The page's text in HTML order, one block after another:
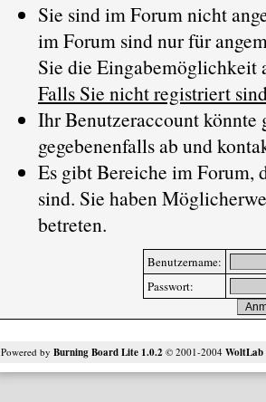
Sie sind im Forum nicht
im Forum sind nur für
Sie die Eingabemöglichkeit
Falls Sie nicht registriert
Ihr Benutzeraccount könnte
gegebenenfalls ab und
Es gibt Bereiche im Forum,
sind. Sie haben
betreten.
Benutzername:
Passwort:
Powered by Burning Board Lite 1.0.2 © 2001-2004 WoltLab